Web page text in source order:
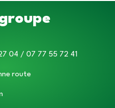
04 / 07 77 55 72 41
route